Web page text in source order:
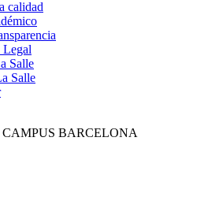
calidad
Legal
Salle
Salle
BARCELONA